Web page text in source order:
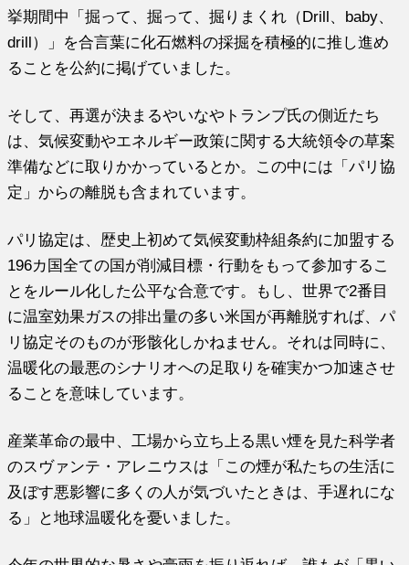
挙期間中「掘って、掘って、掘りまくれ（Drill、baby、
drill）」を合言葉に化石燃料の採掘を積極的に推し進め
ることを公約に掲げていました。
そして、再選が決まるやいなやトランプ氏の側近たち
は、気候変動やエネルギー政策に関する大統領令の草案
準備などに取りかかっているとか。この中には「パリ協
定」からの離脱も含まれています。
パリ協定は、歴史上初めて気候変動枠組条約に加盟する
196カ国全ての国が削減目標・行動をもって参加するこ
とをルール化した公平な合意です。もし、世界で2番目
に温室効果ガスの排出量の多い米国が再離脱すれば、パ
リ協定そのものが形骸化しかねません。それは同時に、
温暖化の最悪のシナリオへの足取りを確実かつ加速させ
ることを意味しています。
産業革命の最中、工場から立ち上る黒い煙を見た科学者
のスヴァンテ・アレニウスは「この煙が私たちの生活に
及ぼす悪影響に多くの人が気づいたときは、手遅れにな
る」と地球温暖化を憂いました。